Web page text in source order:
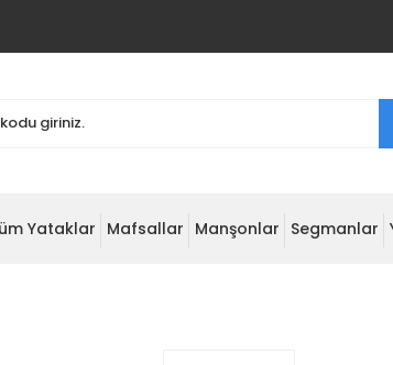
Yataklar Mafsallar Manşonlar Segmanlar